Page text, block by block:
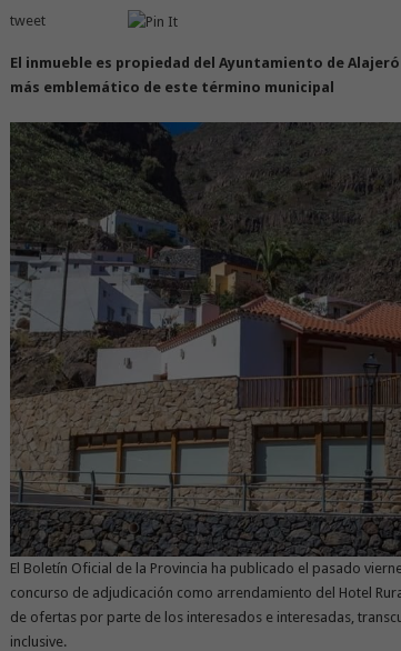
tweet
El inmueble es propiedad del Ayuntamiento de
más emblemático de este término municipal
El Boletín Oficial de la Provincia ha publicado el pasado
concurso de adjudicación como arrendamiento del Hotel
de ofertas por parte de los interesados e interesadas,
inclusive.